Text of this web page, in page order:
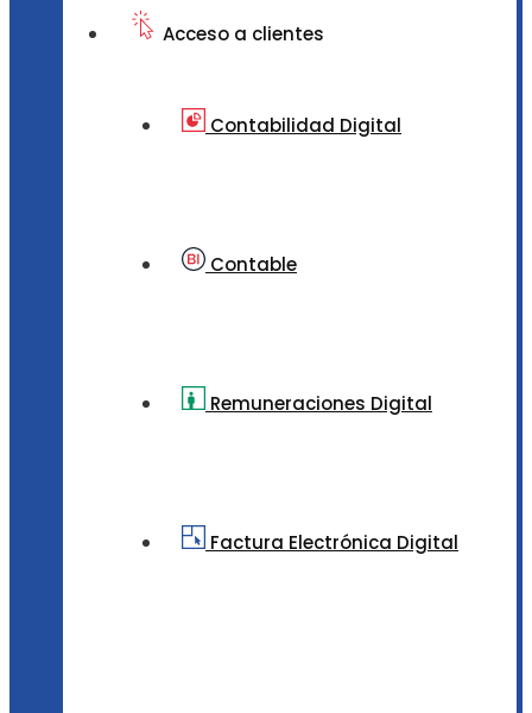
Acceso a clientes
Contabilidad Digital
Contable
Remuneraciones Digital
Factura Electrónica Digital